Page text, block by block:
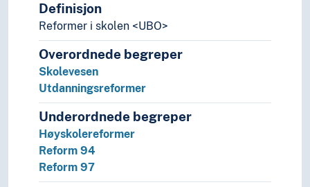
Definisjon
Reformer i skolen <UBO>
Overordnede begreper
Skolevesen
Utdanningsreformer
Underordnede begreper
Høyskolereformer
Reform 94
Reform 97